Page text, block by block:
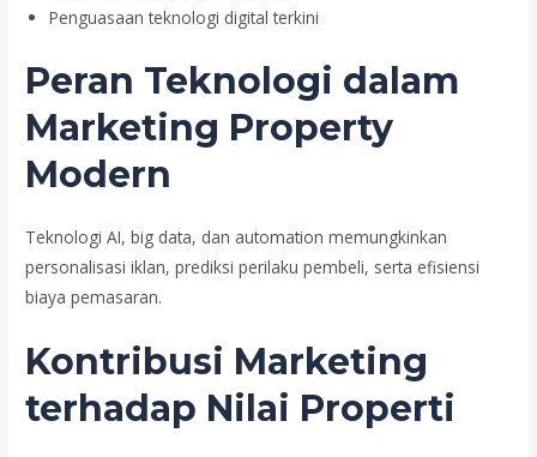
Penguasaan teknologi digital terkini
Peran Teknologi dalam
Marketing Property
Modern
Teknologi AI, big data, dan automation memungkinkan
personalisasi iklan, prediksi perilaku pembeli, serta efisiensi
biaya pemasaran.
Kontribusi Marketing
terhadap Nilai Properti